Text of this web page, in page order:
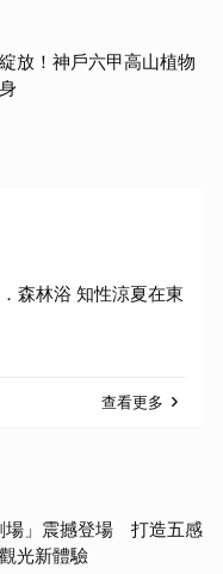
放！神戶六甲高山植物
森林浴 知性涼夏在東
查看更多
場」震撼登場 打造五感
光新體驗